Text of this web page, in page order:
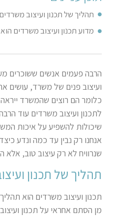
תהליך של תכנון ועיצוב משרדים
מדוע תכנון ועיצוב משרדים
הרבה פעמים אנשים ששוכרים
ועיצוב פנים של משרד, עושים
כלומר הם רוצים שהמשרד
לתכנון ועיצוב משרדים עוד
שיכולות להשפיע על איכות
אנחנו רק נבין עד כמה ונדע
שנרוויח לא רק עיצוב טוב,
תהליך של תכנון
תכנון ועיצוב משרדים הוא
מן הסתם אחראי על תכנון